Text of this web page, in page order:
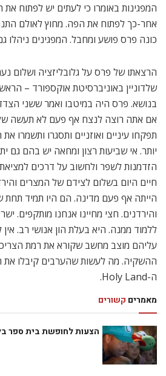
המפגינות באומרו כי לעתים יש לפתוח את
אחר-כך לפתוח את הפה. מחוץ לאולם
כונה פרס פושע ומחבל. המפגינים ניהלו
הרצאתו של פרס על גלובליזציה ושלום
שלדוניין באוניברסיטת אוקספורד –
בנושא. פרס היה במיטבו ואמר ששני
אם אתה רוצה לנצח אף פעם לא תעשה
תפקחו עיניים ואוזניים ותסגרו ותשמרו
יותר. אי שביעות רצון ומחאה יש בהם גם
הזדמנות לשפר ולחשוב על דרכים
חיים היום בשלום לצידם של המצרים
הייתה אף פעם מדינה. הם היו תמיד
והירדנים. חצי מחיינו אנחנו מותקפים.
ללמוד ממנה. היא בעלת הון אנושי רב. אין
ה-Holy Land.
מאמרים קשורים
הצעות לחופשת בית ספר